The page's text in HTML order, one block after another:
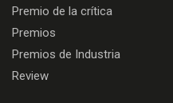
Premio de la crítica
Premios
Premios de Industria
Review